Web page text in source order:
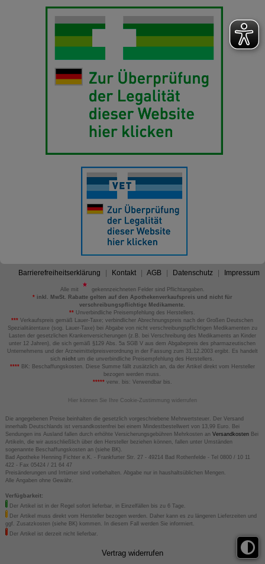
Barrierefreiheitserklärung Kontakt AGB Datenschutz Impressum
Alle mit
gekennzeichneten Felder sind Pflichtangaben.
*inkl. MwSt. Rabatte gelten auf den Apothekenverkaufspreis und nicht für
verschreibungspflichtige Medikamente.
** Unverbindliche Preisempfehlung des Herstellers.
*** Verkaufspreis gemäß Lauer-Taxe; verbindlicher Abrechnungspreis nach der Großen Deutschen
Spezialitätentaxe (sog. Lauer-Taxe) bei Abgabe von nicht verschreibungspflichtigen Medikamenten zu
Lasten der gesetzlichen Krankenversicherungen (z.B. bei Verschreibung des Medikaments an Kinder
unter 12 Jahren), die sich gemäß §129 Abs. 5a SGB V aus dem Abgabepreis des pharmazeutischen
Unternehmens und der Arzneimittelpreisverordnung in der Fassung zum 31.12.2003 ergibt. Es handelt
sich nicht um die unverbindliche Preisempfehlung des Herstellers.
****BK: Beschaffungskosten. Diese Summe fällt zusätzlich an, da der Artikel direkt vom Hersteller
bezogen werden muss.
*****verw. bis: Verwendbar bis.
Hier können Sie Ihre Cookie-Zustimmung widerrufen
Die angegebenen Preise beinhalten die gesetzlich vorgeschriebene Mehrwertsteuer. Der Versand
innerhalb Deutschlands ist versandkostenfrei bei einem Mindestbestellwert von 13,99 Euro. Bei
Sendungen ins Ausland fallen durch erhöhte Versicherungsgebühren Mehrkosten an VersandkostenBei
Artikeln, die wir ausschließlich über den Hersteller beziehen können, fallen unter Umständen
sogenannte Beschaffungskosten an (siehe BK).
Bad Apotheke Henning Fichter e.K. - Frankfurter Str. 27 - 49214 Bad Rothenfelde - Tel 0800 / 10 11
422 - Fax 05424 / 21 64 47
Preisänderungen und Irrtümer sind vorbehalten. Abgabe nur in haushaltsüblichen Mengen.
Alle Angaben ohne Gewähr.
Verfügbarkeit:
Der Artikel ist in der Regel sofort lieferbar, in Einzelfällen bis zu 6 Tage.
Der Artikel muss direkt vom Hersteller bezogen werden. Daher kann es zu längeren Lieferzeiten und
ggf. Zusatzkosten (siehe BK) kommen. In diesem Fall werden Sie informiert.
Der Artikel ist derzeit nicht lieferbar.
Vertrag widerrufen